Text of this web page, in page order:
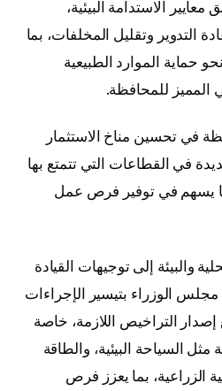
الاستدامة البيئية،
التدوير وتقليل المخلفات، بما
حماية الموارد الطبيعية
المميز للمحافظة.
في تحسين مناخ الاستثمار
في القطاعات التي تتمتع بها
يسهم في توفير فرص عمل
والبيئة إلى توجيهات القيادة
الوزراء بتيسير الإجراءات
التراخيص اللازمة، خاصة
السياحة البيئية، والطاقة
الزراعية، بما يعزز فرص